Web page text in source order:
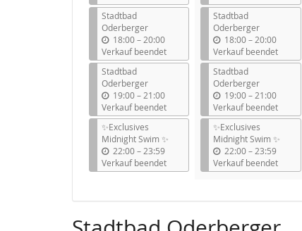
s
Stadtbad
Oderberger
18:00–b
i
s
20:00
Verkauf beendet
Stadtbad
Oderberger
19:00–b
i
s
21:00
Verkauf beendet
✨Exclusives
Midnight Swim ✨
22:00–b
i
s
23:59
Verkauf beendet
s
Stadtbad
Oderberger
18:00 –b
i
s
20:00
Verkauf beendet
Stadtbad
Oderberger
19:00 –b
i
s
21:00
Verkauf beendet
✨Exclusives
Midnight Swim ✨
22:00 –b
i
s
23:59
Verkauf beendet